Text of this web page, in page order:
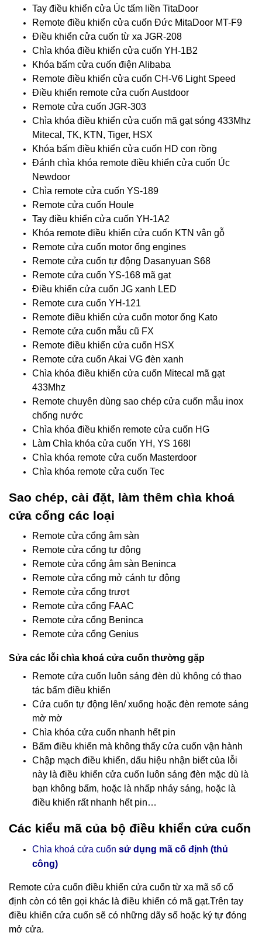
Tay điều khiển cửa Úc tấm liền TitaDoor
Remote điều khiển cửa cuốn Đức MitaDoor MT-F9
Điều khiển cửa cuốn từ xa JGR-208
Chìa khóa điều khiển cửa cuốn YH-1B2
Khóa bấm cửa cuốn điện Alibaba
Remote điều khiển cửa cuốn CH-V6 Light Speed
Điều khiển remote cửa cuốn Austdoor
Remote cửa cuốn JGR-303
Chìa khóa điều khiển cửa cuốn mã gạt sóng 433Mhz
Mitecal, TK, KTN, Tiger, HSX
Khóa bấm điều khiển cửa cuốn HD con rồng
Đánh chìa khóa remote điều khiển cửa cuốn Úc
Newdoor
Chìa remote cửa cuốn YS-189
Remote cửa cuốn Houle
Tay điều khiển cửa cuốn YH-1A2
Khóa remote điều khiển cửa cuốn KTN vân gỗ
Remote cửa cuốn motor ống engines
Remote cửa cuốn tự động Dasanyuan S68
Remote cửa cuốn YS-168 mã gạt
Điều khiển cửa cuốn JG xanh LED
Remote cưa cuốn YH-121
Remote điều khiển cửa cuốn motor ống Kato
Remote cửa cuốn mẫu cũ FX
Remote điều khiển cửa cuốn HSX
Remote cửa cuốn Akai VG đèn xanh
Chìa khóa điều khiển cửa cuốn Mitecal mã gạt
433Mhz
Remote chuyên dùng sao chép cửa cuốn mẫu inox
chống nước
Chìa khóa điều khiển remote cửa cuốn HG
Làm Chìa khóa cửa cuốn YH, YS 168l
Chìa khóa remote cửa cuốn Masterdoor
Chìa khóa remote cửa cuốn Tec
Sao chép, cài đặt, làm thêm chìa khoá
cửa cổng các loại
Remote cửa cổng âm sàn
Remote cửa cổng tự động
Remote cửa cổng âm sàn Beninca
Remote cửa cổng mở cánh tự động
Remote cửa cổng trượt
Remote cửa cổng FAAC
Remote cửa cổng Beninca
Remote cửa cổng Genius
Sửa các lỗi chìa khoá cửa cuốn thường gặp
Remote cửa cuốn luôn sáng đèn dù không có thao
tác bấm điều khiển
Cửa cuốn tự động lên/ xuống hoặc đèn remote sáng
mờ mờ
Chìa khóa cửa cuốn nhanh hết pin
Bấm điều khiển mà không thấy cửa cuốn vận hành
Chập mạch điều khiển, dấu hiệu nhận biết của lỗi
này là điều khiển cửa cuốn luôn sáng đèn mặc dù là
bạn không bấm, hoặc là nhấp nháy sáng, hoặc là
điều khiển rất nhanh hết pin…
Các kiểu mã của bộ điều khiển cửa cuốn
Chìa khoá cửa cuốn sử dụng mã cố định (thủ
công)
Remote cửa cuốn điều khiển cửa cuốn từ xa mã số cố
định còn có tên gọi khác là điều khiển có mã gạt.Trên tay
điều khiển cửa cuốn sẽ có những dãy số hoặc ký tự đóng
mở cửa.